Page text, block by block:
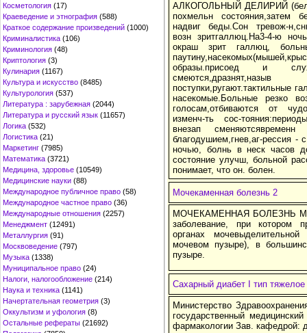
Косметология (17)
Краеведение и этнография (588)
Краткое содержание произведений (1000)
Криминалистика (106)
Криминология (48)
Криптология (3)
Кулинария (1167)
Культура и искусство (8485)
Культурология (537)
Литература : зарубежная (2044)
Литература и русский язык (11657)
Логика (532)
Логистика (21)
Маркетинг (7985)
Математика (3721)
Медицина, здоровье (10549)
Медицинские науки (88)
Международное публичное право (58)
Международное частное право (36)
Международные отношения (2257)
Менеджмент (12491)
Металлургия (91)
Москвоведение (797)
Музыка (1338)
Муниципальное право (24)
Налоги, налогообложение (214)
Наука и техника (1141)
Начертательная геометрия (3)
Оккультизм и уфология (8)
Остальные рефераты (21692)
АЛКОГОЛЬНЫЙ ДЕЛИРИЙ
похмельн состояния,затем
надвиг беды.Сон тревож-
возн зритгаллюц.На3-4-ю
окраш зрит галлюц,
образы.присоед и
поступки,ругают.тактильные
насекомые.Больные резко
голосам,отбиваются от
изменч-ть сос-
внезап сменяютсявременн
благодушием,гнев,аг-рессия
ночью, болнь в неск часов
состояние улучш, больной
понимает, что он. болен.
Мочекаменная болезнь 2
МОЧЕКАМЕННАЯ БОЛЕЗНЬ
заболевание, при котором
органах
мочевом пузыре), в
пузыре.
Сахарный диабет I тип
Министерство
государственный
фармакологии Зав. кафедрой: